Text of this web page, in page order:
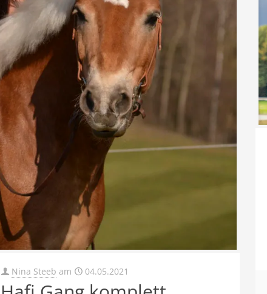
Nina Steeb am 04.05.2021